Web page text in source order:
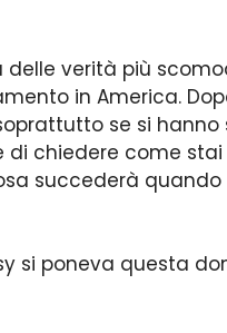
delle verità più
in America.
se si hanno
chiedere come stai
succederà quando
si poneva questa